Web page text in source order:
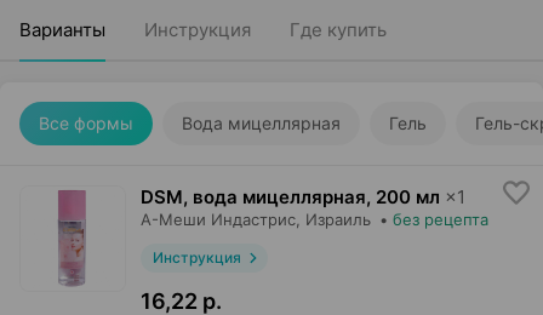
Варианты Инструкция Где купить
Все формы Вода мицеллярная Гель Гель-
DSM, вода мицеллярная, 200 мл ×1
А-Меши Индастрис , Израиль • без рецепта
Инструкция
16,22 р.